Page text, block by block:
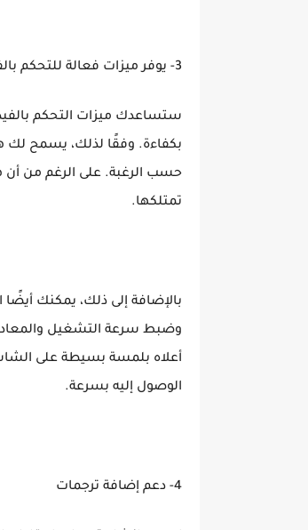
3- يوفر ميزات فعالة للتحكم بالفيديو
ستساعدك ميزات التحكم
بكفاءة. وفقًا لذلك، يسمح لك
حسب الرغبة. على الرغم من أن
تمتلكها.
بالإضافة إلى ذلك، يمكنك
وضبط سرعة التشغيل والمعادل
أعلاه بلمسة بسيطة على
الوصول إليه بسرعة.
4- دعم إضافة ترجمات